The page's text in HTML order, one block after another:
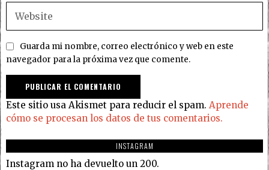
Guarda mi nombre, correo electrónico y web en este
navegador para la próxima vez que comente.
Este sitio usa Akismet para reducir el spam. Aprende
cómo se procesan los datos de tus comentarios.
INSTAGRAM
Instagram no ha devuelto un 200.